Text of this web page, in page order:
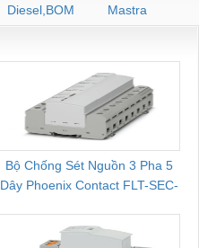
Diesel,BOM
CHUA CHAY
Mastra
Bộ Chống Sét Nguồn 3 Pha 5
Dây Phoenix Contact FLT-SEC-